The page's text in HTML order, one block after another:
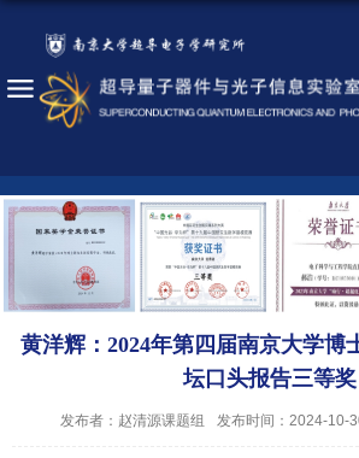
黄洋辉：2024年第四届南京大学博
坛口头报告三等奖
发布者：赵清源课题组 发布时间：2024-10-